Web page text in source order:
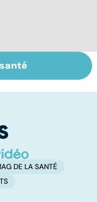
élément
DE LA SANTÉ